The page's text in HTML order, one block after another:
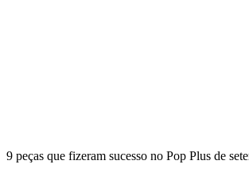
9 peças que fizeram sucesso no Pop Plus de